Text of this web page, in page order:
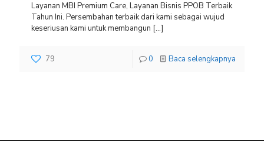
Layanan MBI Premium Care, Layanan Bisnis PPOB Terbaik
Tahun Ini. Persembahan terbaik dari kami sebagai wujud
keseriusan kami untuk membangun […]
79 0 Baca selengkapnya